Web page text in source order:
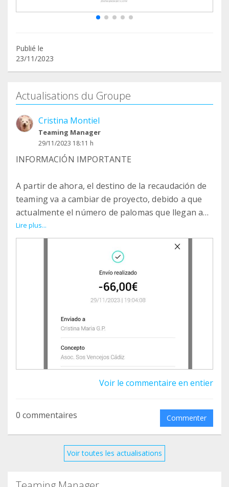
Publié le
23/11/2023
Actualisations du Groupe
Cristina Montiel
Teaming Manager
29/11/2023 18:11 h
INFORMACIÓN IMPORTANTE
A partir de ahora, el destino de la recaudación de
teaming va a cambiar de proyecto, debido a que
actualmente el número de palomas que llegan a
mí es muy bajo y puntual. El dinero recaudado
hasta la fecha lo he pedido y enviado (66€) a la
Asociación Sos Vencejos de Cádiz, formada por un
grupo de voluntarios que rescatan todo tipo de
A partir de ahora, el dinero recaudado irá
destinado para poder realizar el método CER en
algunas colonias de gatos de Chiclana que están
pendientes de controlar.
Muchas gracias!
Lire plus...
Voir le commentaire en entier
0 commentaires Commenter
Voir toutes les actualisations